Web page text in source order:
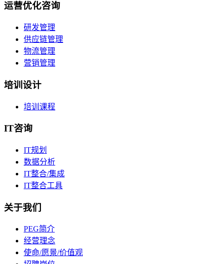
运营优化咨询
研发管理
供应链管理
物流管理
营销管理
培训设计
培训课程
IT咨询
IT规划
数据分析
IT整合/集成
IT整合工具
关于我们
PEG简介
经营理念
使命/愿景/价值观